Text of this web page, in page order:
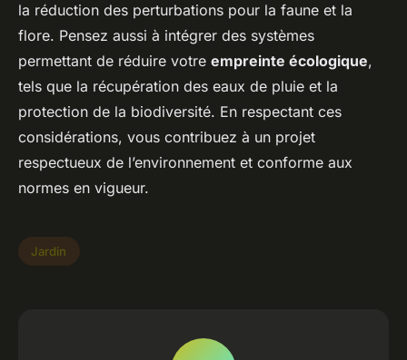
la réduction des perturbations pour la faune et la
flore. Pensez aussi à intégrer des systèmes
permettant de réduire votre empreinte écologique,
tels que la récupération des eaux de pluie et la
protection de la biodiversité. En respectant ces
considérations, vous contribuez à un projet
respectueux de l’environnement et conforme aux
normes en vigueur.
Jardin